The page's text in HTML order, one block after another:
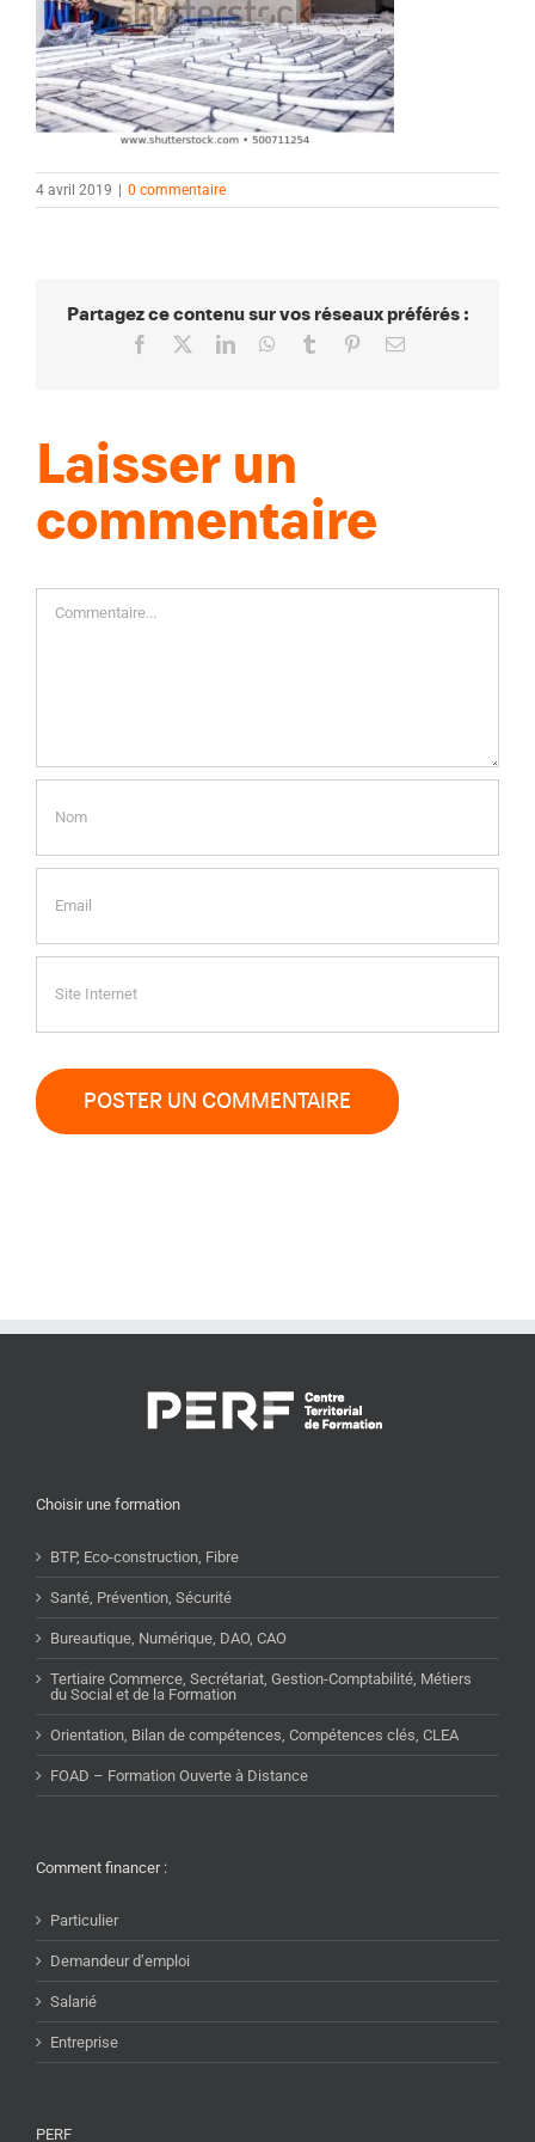
4 avril 2019 0 commentaire
Partagez ce contenu sur vos réseaux préférés :
Facebook LinkedInWhatsApp
Tumblr PinterestEmail
Laisser un
commentaire
Commentaire
Choisir une formation
BTP, Eco-construction, Fibre
Santé, Prévention, Sécurité
Bureautique, Numérique, DAO, CAO
Tertiaire Commerce, Secrétariat, Gestion-Comptabilité, Métiers
du Social et de la Formation
Orientation, Bilan de compétences, Compétences clés, CLEA
FOAD – Formation Ouverte à Distance
Comment financer :
Particulier
Demandeur d’emploi
Salarié
Entreprise
PERF